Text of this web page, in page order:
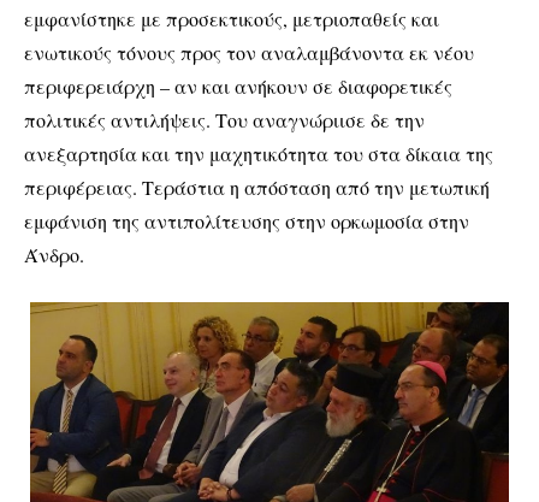
εμφανίστηκε με προσεκτικούς, μετριοπαθείς και
ενωτικούς τόνους προς τον αναλαμβάνοντα εκ νέου
περιφερειάρχη – αν και ανήκουν σε διαφορετικές
πολιτικές αντιλήψεις. Του αναγνώριισε δε την
ανεξαρτησία και την μαχητικότητα του στα δίκαια της
περιφέρειας. Τεράστια η απόσταση από την μετωπική
εμφάνιση της αντιπολίτευσης στην ορκωμοσία στην
Άνδρο.